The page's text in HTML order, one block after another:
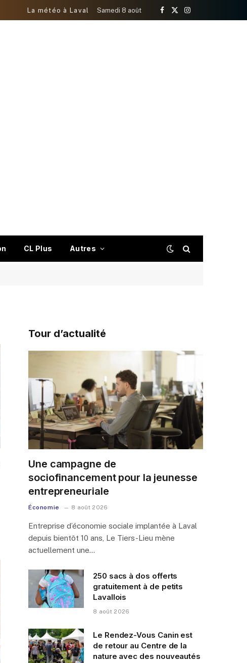
La météo à Laval Samedi 8 août
Facebook
X
Instagram
CL Plus Autres
Tour d’actualité
Une campagne de
sociofinancement pour la jeunesse
entrepreneuriale
Économie 8 août 2026
Entreprise d’économie sociale implantée à Laval
depuis bientôt 10 ans, Le Tiers-Lieu mène
actuellement une…
250 sacs à dos offerts
gratuitement à de petits
Lavallois
8 août 2026
Le Rendez-Vous Canin est
de retour au Centre de la
nature avec des nouveautés